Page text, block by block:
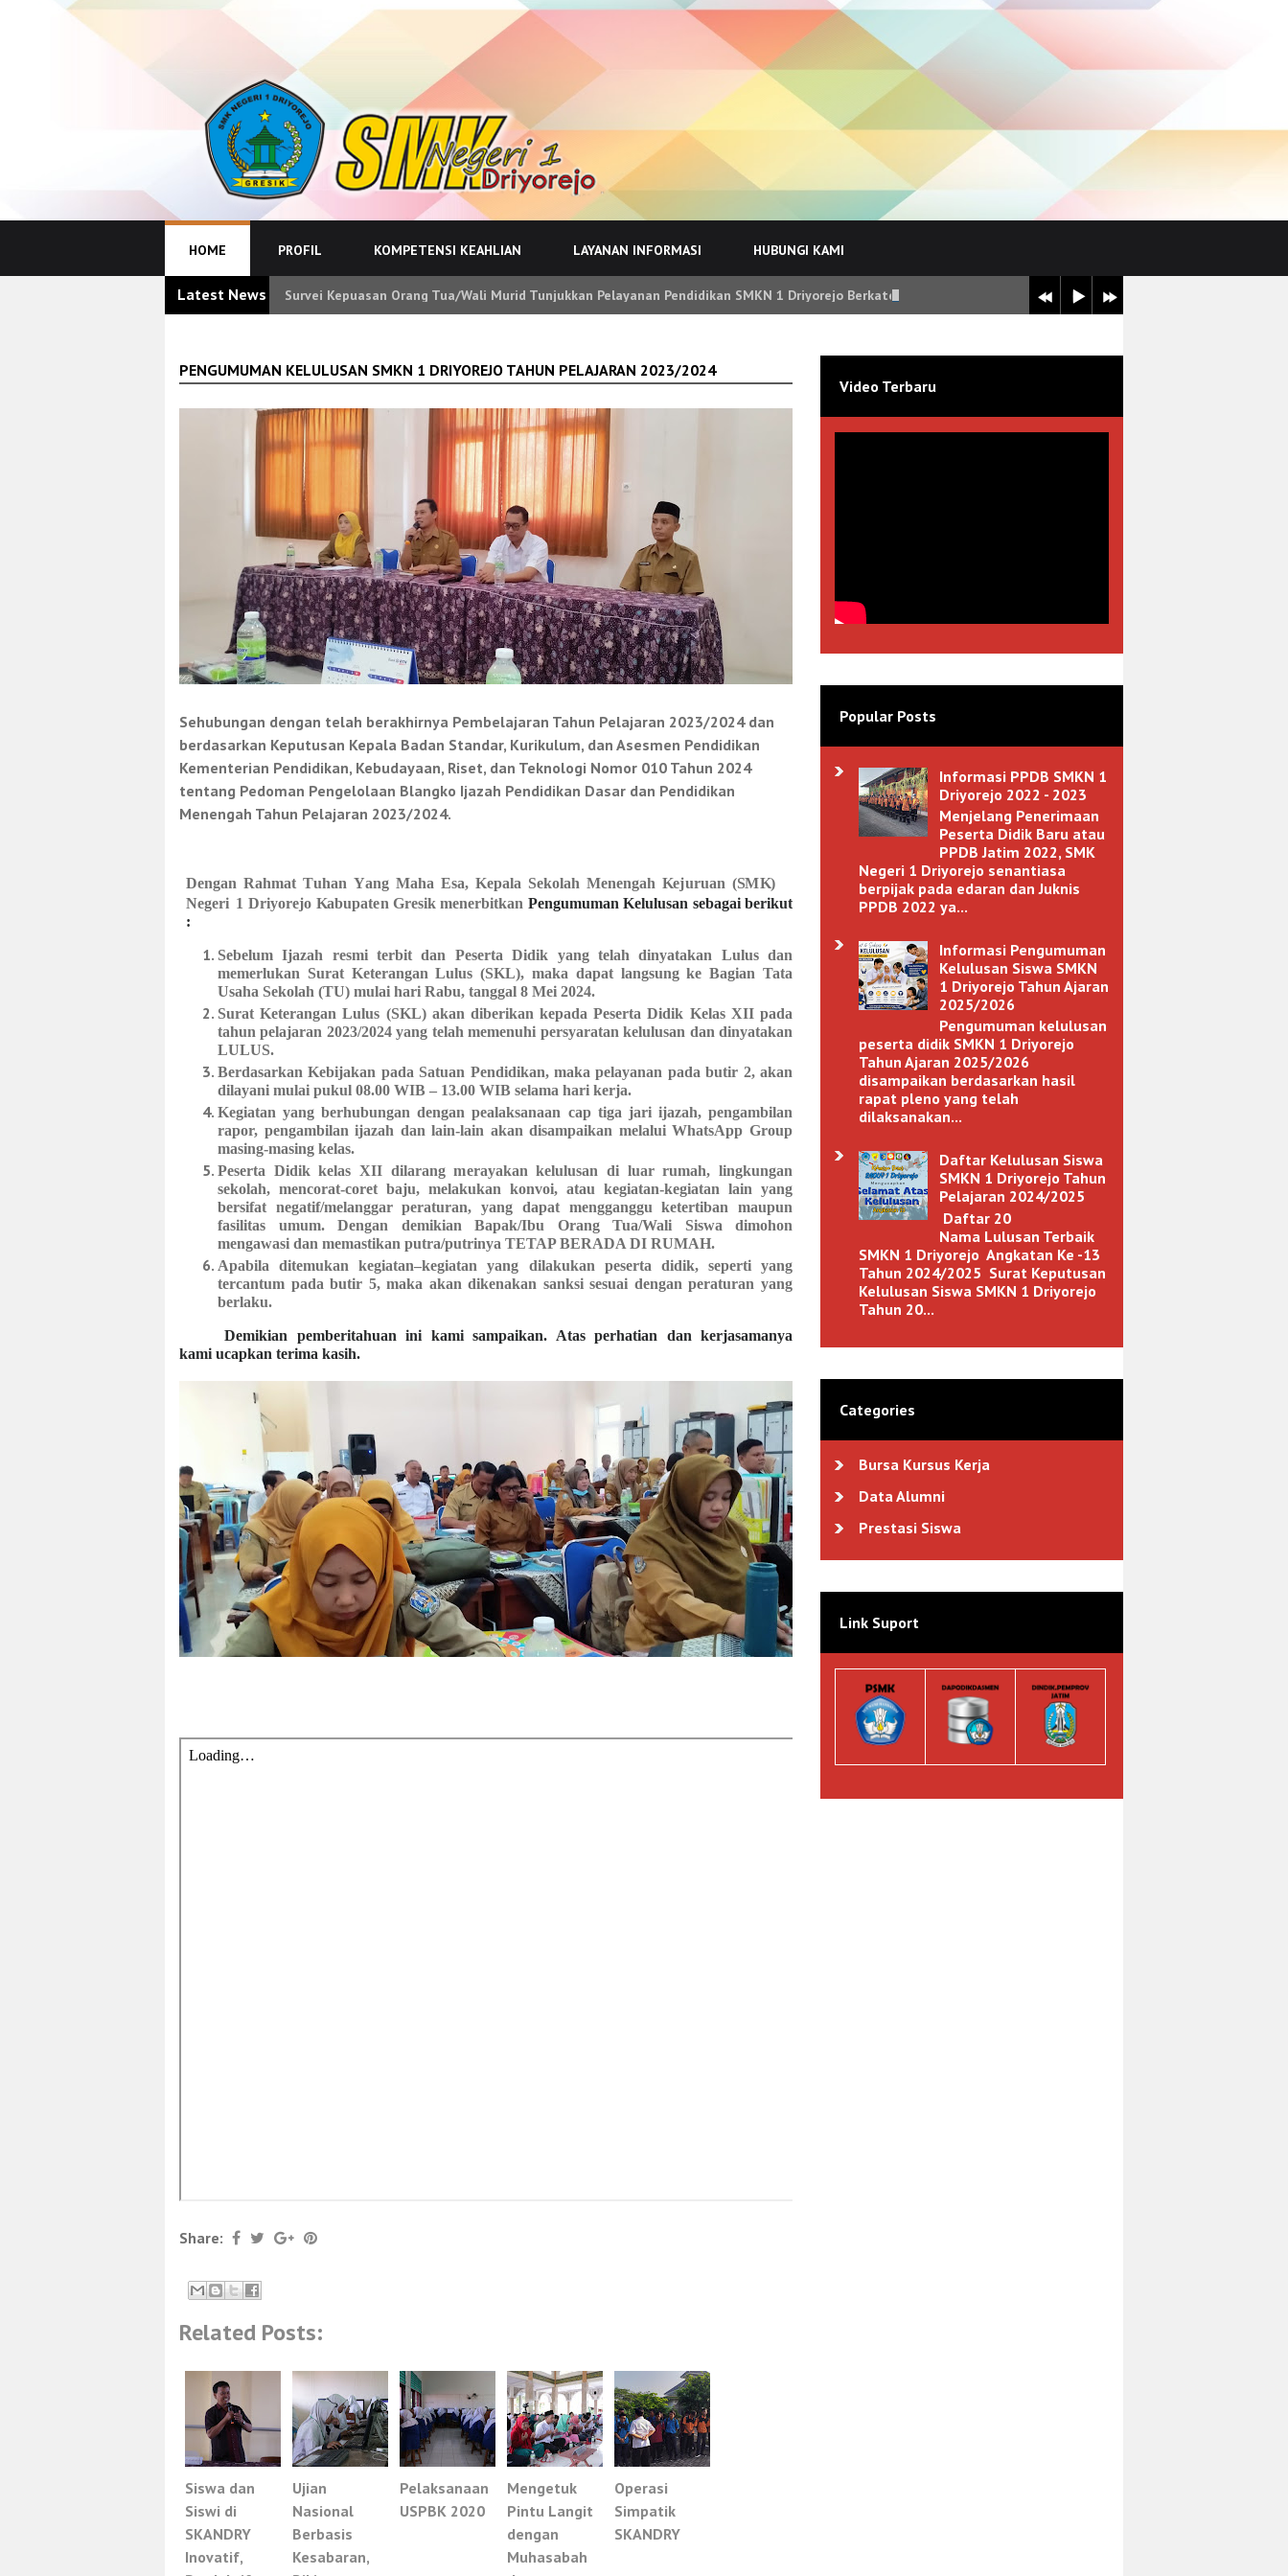
HOME PROFIL KOMPETENSI KEAHLIAN LAYANAN INFORMASI HUBUNGI KAMI
Latest News Survei Kepuasan Orang Tua/Wali Murid Tunjukkan Pelayanan Pendidikan SMKN 1 Driyorejo Berkategori Sangat Baik
PENGUMUMAN KELULUSAN SMKN 1 DRIYOREJO TAHUN PELAJARAN 2023/2024
Sehubungan dengan telah berakhirnya Pembelajaran Tahun Pelajaran 2023/2024 dan
berdasarkan Keputusan Kepala Badan Standar, Kurikulum, dan Asesmen Pendidikan
Kementerian Pendidikan, Kebudayaan, Riset, dan Teknologi Nomor 010 Tahun 2024
tentang Pedoman Pengelolaan Blangko Ijazah Pendidikan Dasar dan Pendidikan
Menengah Tahun Pelajaran 2023/2024.
Dengan Rahmat Tuhan Yang Maha Esa, Kepala Sekolah Menengah Kejuruan (SMK)
Negeri 1 Driyorejo Kabupaten Gresik menerbitkan Pengumuman Kelulusan sebagai berikut
:
Sebelum Ijazah resmi terbit dan Peserta Didik yang telah dinyatakan Lulus dan
memerlukan Surat Keterangan Lulus (SKL), maka dapat langsung ke Bagian Tata
Usaha Sekolah (TU) mulai hari Rabu, tanggal 8 Mei 2024.
Surat Keterangan Lulus (SKL) akan diberikan kepada Peserta Didik Kelas XII pada
tahun pelajaran 2023/2024 yang telah memenuhi persyaratan kelulusan dan dinyatakan
LULUS.
Berdasarkan Kebijakan pada Satuan Pendidikan, maka pelayanan pada butir 2, akan
dilayani mulai pukul 08.00 WIB – 13.00 WIB selama hari kerja.
Kegiatan yang berhubungan dengan pealaksanaan cap tiga jari ijazah, pengambilan
rapor, pengambilan ijazah dan lain-lain akan disampaikan melalui WhatsApp Group
masing-masing kelas.
Peserta Didik kelas XII dilarang merayakan kelulusan di luar rumah, lingkungan
sekolah, mencorat-coret baju, melakukan konvoi, atau kegiatan-kegiatan lain yang
bersifat negatif/melanggar peraturan, yang dapat mengganggu ketertiban maupun
fasilitas umum. Dengan demikian Bapak/Ibu Orang Tua/Wali Siswa dimohon
mengawasi dan memastikan putra/putrinya TETAP BERADA DI RUMAH.
Apabila ditemukan kegiatan–kegiatan yang dilakukan peserta didik, seperti yang
tercantum pada butir 5, maka akan dikenakan sanksi sesuai dengan peraturan yang
berlaku.
Demikian pemberitahuan ini kami sampaikan. Atas perhatian dan kerjasamanya
kami ucapkan terima kasih.
Share:
Related Posts:
Siswa dan
Siswi di
SKANDRY
Inovatif,
Ujian
Nasional
Berbasis
Kesabaran,
Pelaksanaan
USPBK 2020
Mengetuk
Pintu Langit
dengan
Muhasabah
Operasi
Simpatik
SKANDRY
Video Terbaru
Popular Posts
Informasi PPDB SMKN 1
Driyorejo 2022 - 2023
Menjelang Penerimaan
Peserta Didik Baru atau
PPDB Jatim 2022, SMK
Negeri 1 Driyorejo senantiasa
berpijak pada edaran dan Juknis
PPDB 2022 ya...
Informasi Pengumuman
Kelulusan Siswa SMKN
1 Driyorejo Tahun Ajaran
2025/2026
Pengumuman kelulusan
peserta didik SMKN 1 Driyorejo
Tahun Ajaran 2025/2026
disampaikan berdasarkan hasil
rapat pleno yang telah
dilaksanakan...
Daftar Kelulusan Siswa
SMKN 1 Driyorejo Tahun
Pelajaran 2024/2025
Daftar 20
Nama Lulusan Terbaik
SMKN 1 Driyorejo Angkatan Ke -13
Tahun 2024/2025 Surat Keputusan
Kelulusan Siswa SMKN 1 Driyorejo
Tahun 20...
Categories
Bursa Kursus Kerja
Data Alumni
Prestasi Siswa
Link Suport